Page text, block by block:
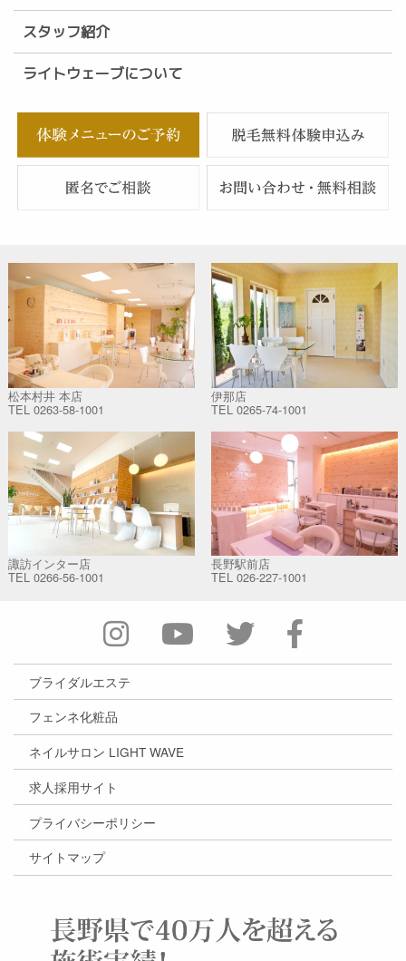
スタッフ紹介
ライトウェーブについて
松本村井 本店
TEL 0263-58-1001
伊那店
TEL 0265-74-1001
諏訪インター店
TEL 0266-56-1001
長野駅前店
TEL 026-227-1001
ブライダルエステ
フェンネ化粧品
ネイルサロン LIGHT WAVE
求人採用サイト
プライバシーポリシー
サイトマップ